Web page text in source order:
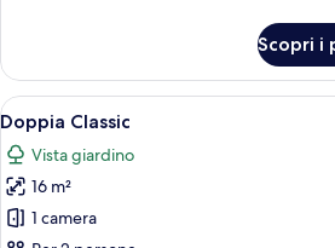
Deluxe
Scopri i
Apri
tutte
le
foto
per
Doppia
6
Doppia Classic
Vista giardino
16 m²
1 camera